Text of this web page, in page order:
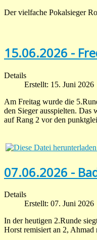
Der vielfache Pokalsieger
15.06.2026 -
Details
Erstellt: 15. Juni 2026
Am Freitag wurde die
den Sieger ausspielten. Das
auf Rang 2 vor den
07.06.2026 -
Details
Erstellt: 07. Juni 2026
In der heutigen 2.Runde
Horst remisiert an 2, Ahmad